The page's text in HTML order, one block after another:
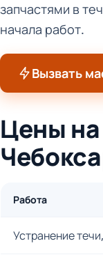
запчастями в
начала работ.
Вызвать
Цены на
Работа
Устранение